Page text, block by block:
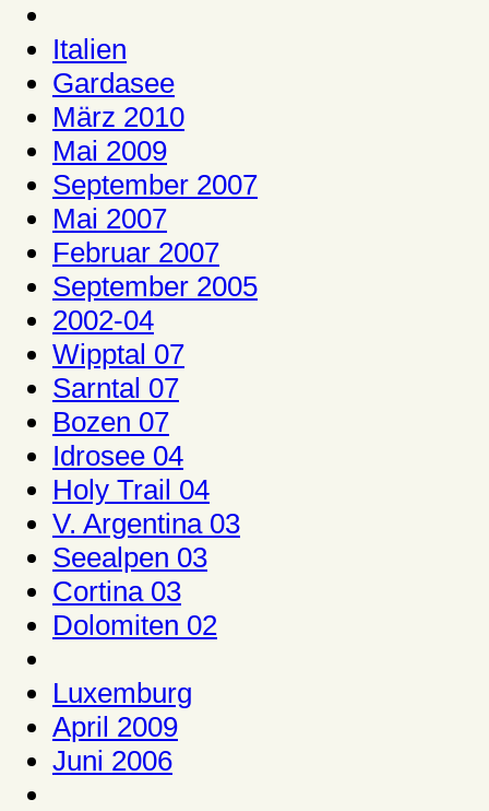
Italien
Gardasee
März 2010
Mai 2009
September 2007
Mai 2007
Februar 2007
September 2005
2002-04
Wipptal 07
Sarntal 07
Bozen 07
Idrosee 04
Holy Trail 04
V. Argentina 03
Seealpen 03
Cortina 03
Dolomiten 02
Luxemburg
April 2009
Juni 2006